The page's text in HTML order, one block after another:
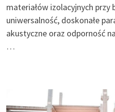
materiałów izolacyjnych
uniwersalność, doskonałe
akustyczne oraz odporność
…